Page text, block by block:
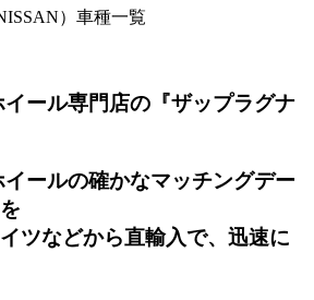
）車種一覧
ール専門店の『ザップラグナ
ールの確かなマッチングデー
ツなどから直輸入で、迅速に